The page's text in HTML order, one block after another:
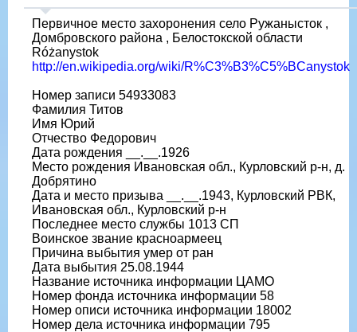
Первичное место захоронения село Ружанысток ,
Домбровского района , Белостокской области
Różanystok
http://en.wikipedia.org/wiki/R%C3%B3%C5%BCanystok
Номер записи 54933083
Фамилия Титов
Имя Юрий
Отчество Федорович
Дата рождения __.__.1926
Место рождения Ивановская обл., Курловский р-н, д.
Добрятино
Дата и место призыва __.__.1943, Курловский РВК,
Ивановская обл., Курловский р-н
Последнее место службы 1013 СП
Воинское звание красноармеец
Причина выбытия умер от ран
Дата выбытия 25.08.1944
Название источника информации ЦАМО
Номер фонда источника информации 58
Номер описи источника информации 18002
Номер дела источника информации 795